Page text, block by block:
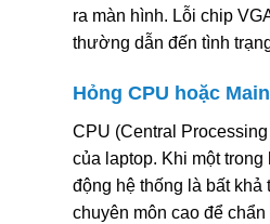
ra màn hình. Lỗi chip
thường dẫn đến tình
Hỏng CPU hoặc
CPU (Central
của laptop. Khi một
động hệ thống là bất
chuyên môn cao để